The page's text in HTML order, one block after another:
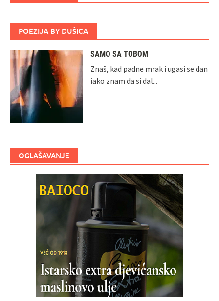
POEZIJA BY DUŠICA
SAMO SA TOBOM
Znaš, kad padne mrak i ugasi se dan
iako znam da si dal...
OGLAŠAVANJE